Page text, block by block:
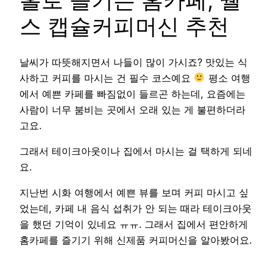
스 캡슐커피머신 추천
날씨가 따뜻해지면서 나들이 많이 가시죠? 맛있는 식
사하고 커피를 마시는 건 필수 코스예요
평소 여행
에서 예쁜 카페를 빠짐없이 들르곤 하는데, 요즘에는
사람이 너무 붐비는 곳에서 오래 있는 게 불편하더라
고요.
그래서 테이크아웃이나 집에서 마시는 걸 택하게 되네
요.
지난번 시화 여행에서 예쁜 뷰를 보며 커피 마시고 싶
었는데, 카페 내 음식 섭취가 안 되는 때라 테이크아웃
을 했던 기억이 있네요 ㅠㅠ. 그래서 집에서 편안하게
홈카페를 즐기기 위해 신제품 커피머신을 알아봤어요.